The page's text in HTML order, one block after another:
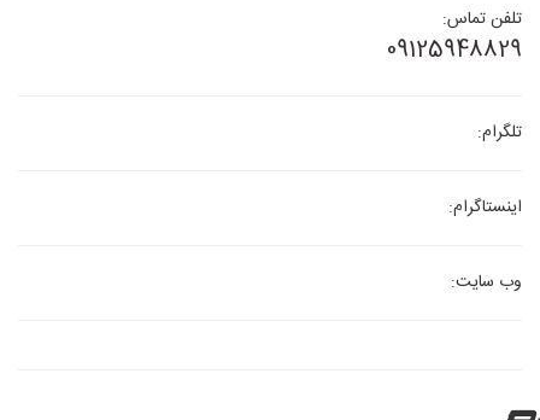
تلفن تماس:
09125948829
تلگرام:
اینستاگرام:
وب سایت: